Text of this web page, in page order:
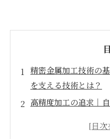
精密金属加工技術の
を支える技術とは？
高精度加工の追求｜